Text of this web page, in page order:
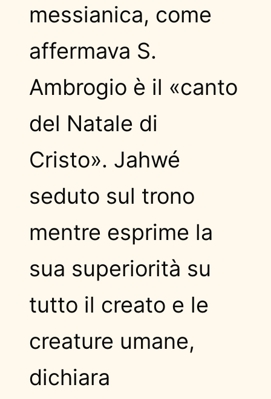
messianica, come
affermava S.
Ambrogio è il «canto
del Natale di
Cristo». Jahwé
seduto sul trono
mentre esprime la
sua superiorità su
tutto il creato e le
creature umane,
dichiara